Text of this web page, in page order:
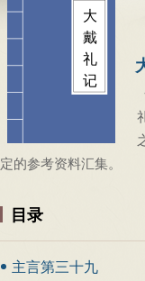
大
戴
礼
记
定的参考资料汇集。
目录
主言第三十九